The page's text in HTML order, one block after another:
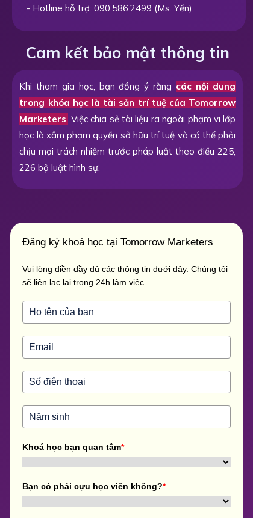
Đăng ký khoá học tại Tomorrow Marketers
Vui lòng điền đầy đủ các thông tin dưới đây. Chúng tôi
sẽ liên lạc lại trong 24h làm việc.
Khoá học bạn quan tâm*
Bạn có phải cựu học viên không?*
- Hotline hỗ trợ: 090.586.2499 (Ms. Yến)
Khi tham gia học, bạn đồng ý rằng các nội dung
trong khóa học là tài sản trí tuệ của Tomorrow
Marketers Việc chia sẻ tài liệu ra ngoài phạm vi lớp
học là xâm phạm quyền sở hữu trí tuệ và có thể phải
chịu mọi trách nhiệm trước pháp luật theo điều 225,
226 bộ luật hình sự.
Cam kết bảo mật thông tin